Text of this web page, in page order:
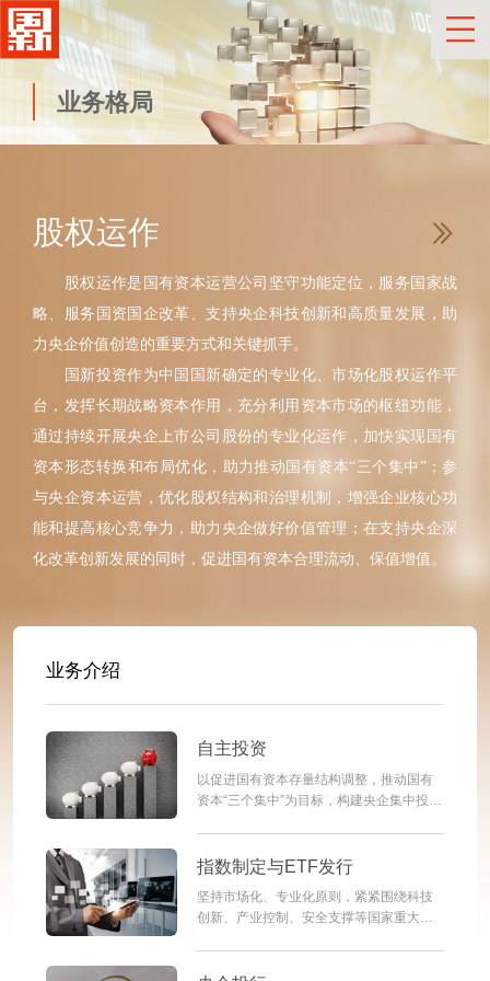
业务格局
股权运作
股权运作是国有资本运营公司坚守功能定位，服务国家战
略、服务国资国企改革、支持央企科技创新和高质量发展，助
力央企价值创造的重要方式和关键抓手。
国新投资作为中国国新确定的专业化、市场化股权运作平
台，发挥长期战略资本作用，充分利用资本市场的枢纽功能，
通过持续开展央企上市公司股份的专业化运作，加快实现国有
资本形态转换和布局优化，助力推动国有资本“三个集中”；参
与央企资本运营，优化股权结构和治理机制，增强企业核心功
能和提高核心竞争力，助力央企做好价值管理；在支持央企深
化改革创新发展的同时，促进国有资本合理流动、保值增值。
业务介绍
自主投资
以促进国有资本存量结构调整，推动国有
资本“三个集中”为目标，构建央企集中投资
战略资本。以并购重组业务模式创新突破
级，助力央企在核心产业关键环节“补短
板”，加快科技创新产业布局；“一企一
指数制定与ETF发行
坚持市场化、专业化原则，紧紧围绕科技
创新、产业控制、安全支撑等国家重大战